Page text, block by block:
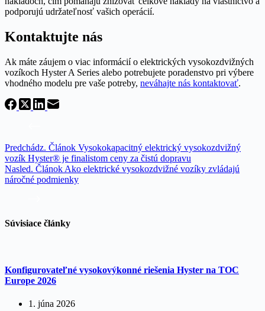
podporujú udržateľnosť vašich operácií.
Kontaktujte nás
Ak máte záujem o viac informácií o elektrických vysokozdvižných
vozíkoch Hyster A Series alebo potrebujete poradenstvo pri výbere
vhodného modelu pre vaše potreby, neváhajte nás kontaktovať.
Predchádz. Článok Vysokokapacitný elektrický vysokozdvižný
vozík Hyster® je finalistom ceny za čistú dopravu
Nasled. Článok Ako elektrické vysokozdvižné vozíky zvládajú
náročné podmienky
Súvisiace články
Konfigurovateľné vysokovýkonné riešenia Hyster na TOC
Europe 2026
1. júna 2026